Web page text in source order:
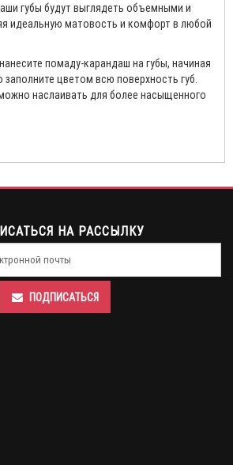
губы будут выглядеть объемными и
идеальную матовость и комфорт в любой
нанесите помаду-карандаш на губы, начиная
заполните цветом всю поверхность губ.
наслаивать для более насыщенного
НА РАССЫЛКУ
ПОДПИСАТЬСЯ